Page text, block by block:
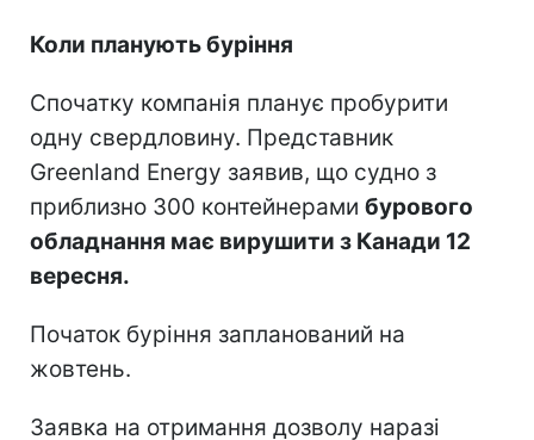
Коли планують буріння
Спочатку компанія планує пробурити
одну свердловину. Представник
Greenland Energy заявив, що судно з
приблизно 300 контейнерами бурового
обладнання має вирушити з Канади 12
вересня.
Початок буріння запланований на
жовтень.
Заявка на отримання дозволу наразі